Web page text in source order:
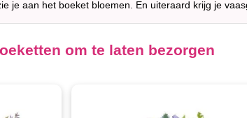
je aan het boeket bloemen. En uiteraard krijg je
om te laten bezorgen